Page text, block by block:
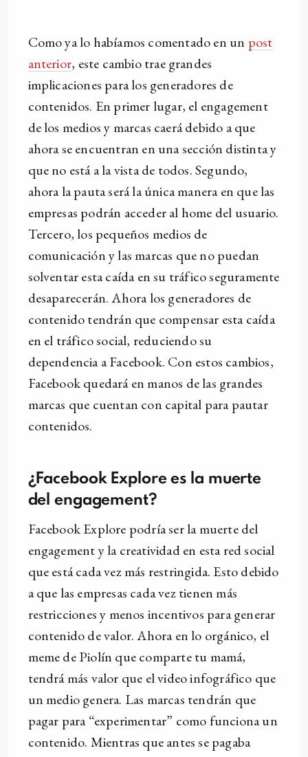
Como ya lo habíamos comentado en un post
anterior, este cambio trae grandes
implicaciones para los generadores de
contenidos. En primer lugar, el engagement
de los medios y marcas caerá debido a que
ahora se encuentran en una sección distinta y
que no está a la vista de todos. Segundo,
ahora la pauta será la única manera en que las
empresas podrán acceder al home del usuario.
Tercero, los pequeños medios de
comunicación y las marcas que no puedan
solventar esta caída en su tráfico seguramente
desaparecerán. Ahora los generadores de
contenido tendrán que compensar esta caída
en el tráfico social, reduciendo su
dependencia a Facebook. Con estos cambios,
Facebook quedará en manos de las grandes
marcas que cuentan con capital para pautar
contenidos.
¿Facebook Explore es la muerte
del engagement?
Facebook Explore podría ser la muerte del
engagement y la creatividad en esta red social
que está cada vez más restringida. Esto debido
a que las empresas cada vez tienen más
restricciones y menos incentivos para generar
contenido de valor. Ahora en lo orgánico, el
meme de Piolín que comparte tu mamá,
tendrá más valor que el video infográfico que
un medio genera. Las marcas tendrán que
pagar para “experimentar” como funciona un
contenido. Mientras que antes se pagaba